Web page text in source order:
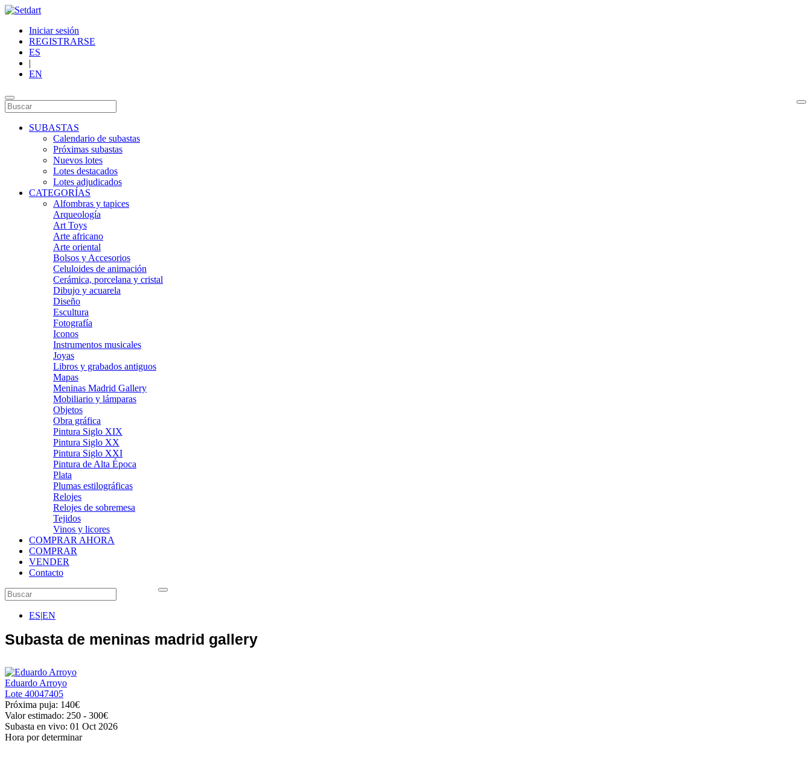
Iniciar sesión
REGISTRARSE
ES
|
EN
SUBASTAS
Calendario de subastas
Próximas subastas
Nuevos lotes
Lotes destacados
Lotes adjudicados
CATEGORÍAS
Alfombras y tapices
Arqueología
Art Toys
Arte africano
Arte oriental
Bolsos y Accesorios
Celuloides de animación
Cerámica, porcelana y cristal
Dibujo y acuarela
Diseño
Escultura
Fotografía
Iconos
Instrumentos musicales
Joyas
Libros y grabados antiguos
Mapas
Meninas Madrid Gallery
Mobiliario y lámparas
Objetos
Obra gráfica
Pintura Siglo XIX
Pintura Siglo XX
Pintura Siglo XXI
Pintura de Alta Época
Plata
Plumas estilográficas
Relojes
Relojes de sobremesa
Tejidos
Vinos y licores
COMPRAR AHORA
COMPRAR
VENDER
Contacto
ES|EN
Subasta de meninas madrid gallery
Eduardo Arroyo
Lote 40047405
Próxima puja: 140€
Valor estimado: 250 - 300€
Subasta en vivo: 01 Oct 2026
Hora por determinar